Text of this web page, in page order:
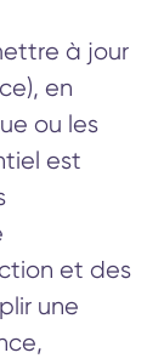
à jour
en
ou les
est
et des
une